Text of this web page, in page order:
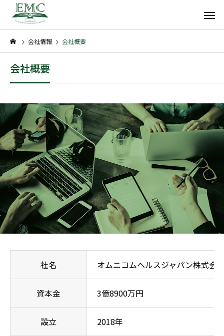
会社情報 会社概要
会社概要
社名 オムニコムヘルスジャパン株式会
資本金 3億8900万円
設立 2018年